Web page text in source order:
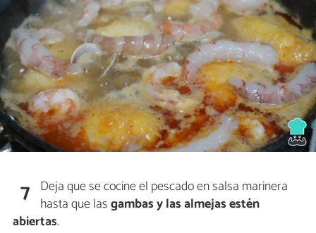
7 Deja que se cocine el pescado en salsa marinera
hasta que lasgambas y las almejas estén
abiertas.